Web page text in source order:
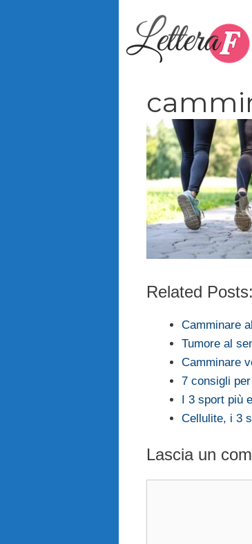
Related Posts:
Camminare
Tumore al
Camminare
7 consigli
I 3 sport più
Cellulite, i 3
Lascia un